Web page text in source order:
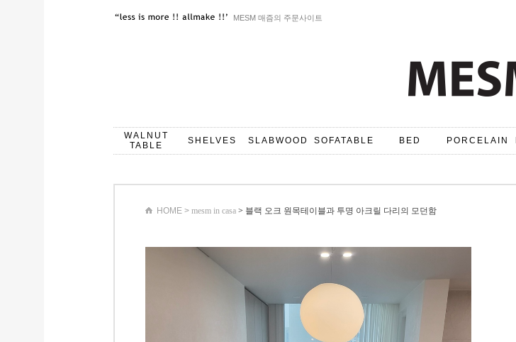
MESM 매즘의 주문사이트
WALNUT
TABLE
SHELVES SLABWOOD SOFATABLE BED PORCELAIN
HOME > mesm in casa > 블랙 오크 원목테이블과 투명 아크릴 다리의 모던함